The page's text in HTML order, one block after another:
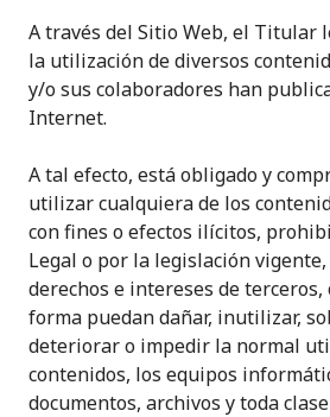
A través del Sitio Web, el Titular
la utilización de diversos
y/o sus colaboradores han
Internet.
A tal efecto, está obligado y
utilizar cualquiera de los
con fines o efectos ilícitos,
Legal o por la legislación
derechos e intereses de
forma puedan dañar, inutilizar,
deteriorar o impedir la normal
contenidos, los equipos
documentos, archivos y toda